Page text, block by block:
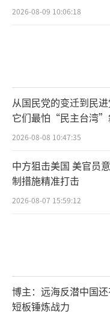
2026-08-09 10:06:18
从国民党的变迁到民进
它们最怕“民主台湾”
2026-08-08 10:47:35
中方狙击美国 美官员
制措施精准打击
2026-08-07 15:59:12
博主：远海反潜中国
短板锤炼战力